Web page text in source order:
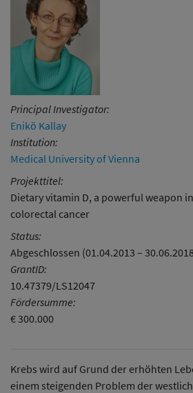
Principal Investigator:
Enikö Kallay
Institution:
Medical University of Vienna
Projekttitel:
Dietary vitamin D, a powerful weapon
colorectal cancer
Status:
Abgeschlossen (01.04.2013 –
GrantID:
10.47379/LS12047
Fördersumme:
€ 300.000
Krebs wird auf Grund der erhöhten
einem steigenden Problem der